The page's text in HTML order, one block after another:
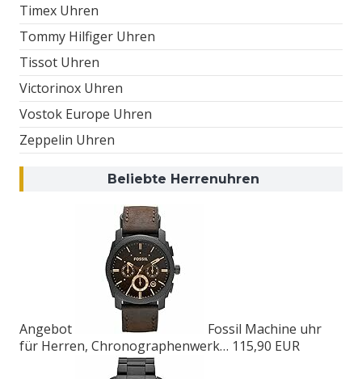
Timex Uhren
Tommy Hilfiger Uhren
Tissot Uhren
Victorinox Uhren
Vostok Europe Uhren
Zeppelin Uhren
Beliebte Herrenuhren
Angebot
Fossil Machine uhr
für Herren, Chronographenwerk… 115,90 EUR